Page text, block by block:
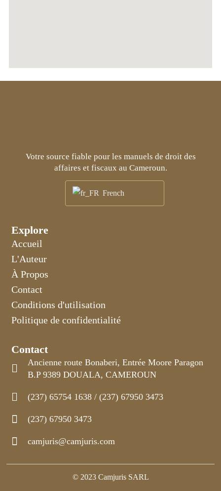
Votre source fiable pour les manuels de droit des
affaires et fiscaux au Cameroun.
French
Explore
Accueil
L'Auteur
À Propos
Contact
Conditions d'utilisation
Politique de confidentialité
Contact
Ancienne route Bonaberi, Entrée Moore Paragon
B.P 9389 DOUALA, CAMEROUN
(237) 65754 1638 / (237) 67950 3473
(237) 67950 3473
camjuris@camjuris.com
© 2023 Camjuris SARL